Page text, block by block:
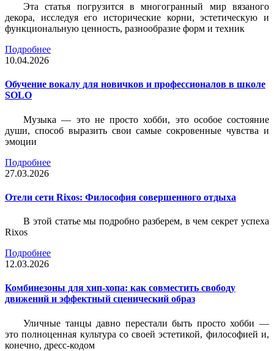
Эта статья погрузится в многогранный мир вязаного
декора, исследуя его исторические корни, эстетическую и
функциональную ценность, разнообразие форм и техник
Подробнее
10.04.2026
Обучение вокалу для новичков и профессионалов в школе
SOLO
Музыка — это не просто хобби, это особое состояние
души, способ выразить свои самые сокровенные чувства и
эмоции
Подробнее
27.03.2026
Отели сети Rixos: Философия совершенного отдыха
В этой статье мы подробно разберем, в чем секрет успеха
Rixos
Подробнее
12.03.2026
Комбинезоны для хип-хопа: как совместить свободу
движений и эффектный сценический образ
Уличные танцы давно перестали быть просто хобби —
это полноценная культура со своей эстетикой, философией и,
конечно, дресс-кодом